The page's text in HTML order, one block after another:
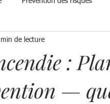
crise 🏫 PPMS
Dangereux
:
—
de lecture